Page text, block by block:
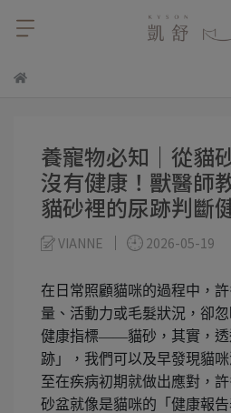
養寵物必知｜從貓
沒有健康！獸醫師
貓砂裡的尿跡判斷
VIANNE 2026-05-19
在日常照顧貓咪的過程中，
量、活動力或毛髮狀況，卻
健康指標——貓砂，其實，透
跡」，我們可以及早發現貓
至在疾病初期就做出應對，
砂盆就像是貓咪的「健康報